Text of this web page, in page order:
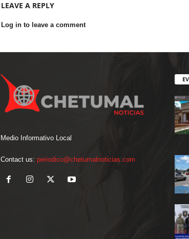
LEAVE A REPLY
Log in to leave a comment
Medio Informativo Local
Contact us: periodico@chetumalnoticias.com